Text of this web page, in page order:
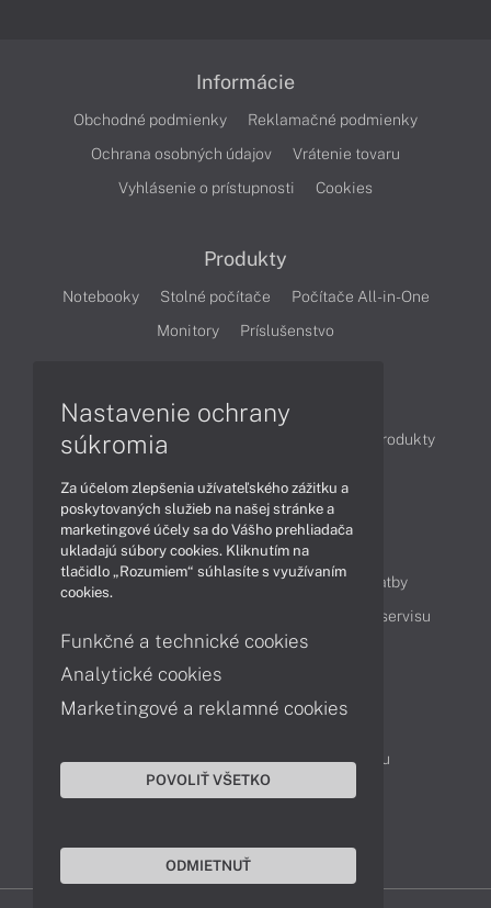
Informácie
Obchodné podmienky
Reklamačné podmienky
Ochrana osobných údajov
Vrátenie tovaru
Vyhlásenie o prístupnosti
Cookies
Produkty
Notebooky Stolné počítače
Počítače All-in-One
Monitory
Príslušenstvo
Články
Obchodné informácie
Produkty
Obsah
Ako nakupovať
Možnosti doručenia a platby
Cenník servisu
Kontakty
Servisné oddelenie
Reklamácia tovaru
Nastavenie ochrany
súkromia
Za účelom zlepšenia užívateľského zážitku a
poskytovaných služieb na našej stránke a
marketingové účely sa do Vášho prehliadača
ukladajú súbory cookies. Kliknutím na
tlačidlo „Rozumiem“ súhlasíte s využívaním
cookies.
Funkčné a technické cookies
Analytické cookies
Marketingové a reklamné cookies
POVOLIŤ VŠETKO
ODMIETNUŤ